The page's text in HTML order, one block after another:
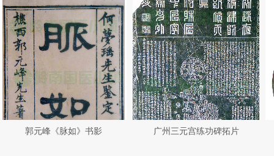
郭元峰《脉如》书影 广州三元宫练功碑拓片